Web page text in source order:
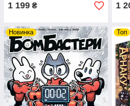
1 199 ₴ 1
Новинка Топ